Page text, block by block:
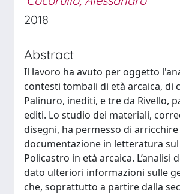
2018
Abstract
Il lavoro ha avuto per oggetto
contesti tombali di età arcaica, di
Palinuro, inediti, e tre da Rivello,
editi. Lo studio dei materiali,
disegni, ha permesso di arricchire
documentazione in letteratura
Policastro in età arcaica. L’analisi
dato ulteriori informazioni sulle
che, soprattutto a partire dalla